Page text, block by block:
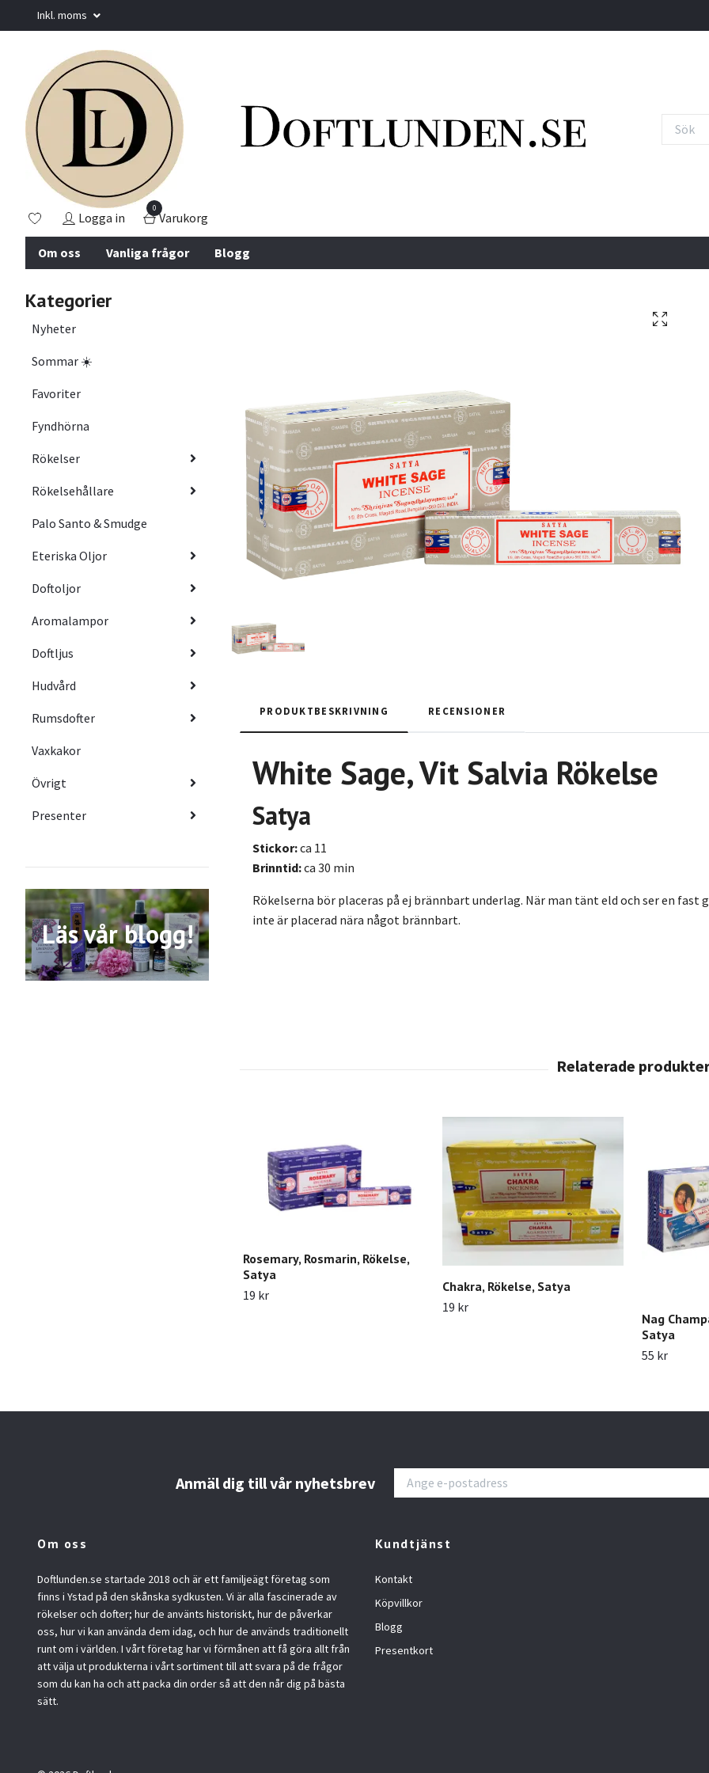
Inkl. moms
Logga in
0
Varukorg
Om oss Vanliga frågor Blogg
Kategorier
Nyheter
Sommar ☀️
Favoriter
Fyndhörna
Rökelser
Rökelsehållare
Palo Santo & Smudge
Eteriska Oljor
Doftoljor
Aromalampor
Doftljus
Hudvård
Rumsdofter
Vaxkakor
Övrigt
Presenter
Läs vår blogg!
PRODUKTBESKRIVNING RECENSIONER
White Sage, Vit Salvia Rökelse
Satya
Stickor:ca 11
Brinntid:ca 30 min
Rökelserna bör placeras på ej brännbart underlag. När man tänt eld och ser en fast
inte är placerad nära något brännbart.
Rosemary, Rosmarin, Rökelse,
Satya
19 kr
Chakra, Rökelse, Satya
19 kr
Nag
Satya
55 kr
Anmäl dig till vår nyhetsbrev
Om oss
Doftlunden.se startade 2018 och är ett familjeägt företag som
finns i Ystad på den skånska sydkusten. Vi är alla fascinerade av
rökelser och dofter; hur de använts historiskt, hur de påverkar
oss, hur vi kan använda dem idag, och hur de används traditionellt
runt om i världen. I vårt företag har vi förmånen att få göra allt från
att välja ut produkterna i vårt sortiment till att svara på de frågor
som du kan ha och att packa din order så att den når dig på bästa
sätt.
Kundtjänst
Kontakt
Köpvillkor
Blogg
Presentkort